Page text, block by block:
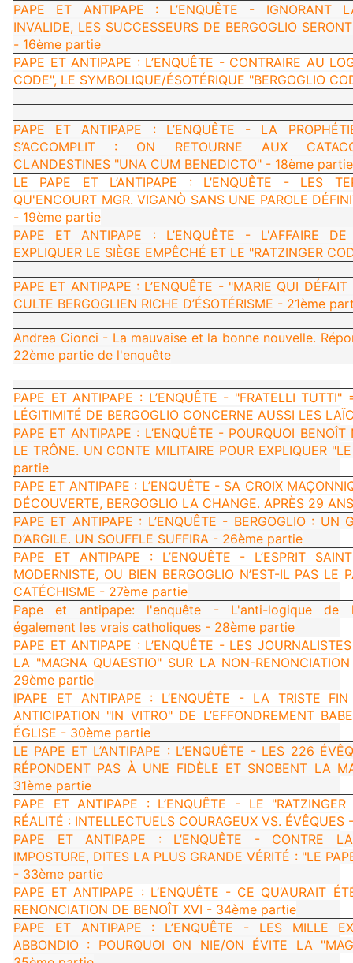
PAPE ET ANTIPAPE : L’ENQUÊTE - IGNORANT
INVALIDE, LES SUCCESSEURS DE BERGOGLIO
- 16ème partie
PAPE ET ANTIPAPE : L’ENQUÊTE - CONTRAIRE AU
CODE", LE SYMBOLIQUE/ÉSOTÉRIQUE "BERGOGLIO
PAPE ET ANTIPAPE : L’ENQUÊTE - LA
S’ACCOMPLIT : ON RETOURNE AUX
CLANDESTINES "UNA CUM BENEDICTO" - 18ème partie
LE PAPE ET L’ANTIPAPE : L’ENQUÊTE - LES
QU'ENCOURT MGR. VIGANÒ SANS UNE PAROLE
- 19ème partie
PAPE ET ANTIPAPE : L’ENQUÊTE - L'AFFAIRE
EXPLIQUER LE SIÈGE EMPÊCHÉ ET LE "RATZINGER
PAPE ET ANTIPAPE : L’ENQUÊTE - "MARIE QUI
CULTE BERGOGLIEN RICHE D’ÉSOTÉRISME - 21ème
Andrea Cionci - La mauvaise et la bonne nouvelle.
22ème partie de l'enquête
PAPE ET ANTIPAPE : L’ENQUÊTE - "FRATELLI TUTTI"
LÉGITIMITÉ DE BERGOGLIO CONCERNE AUSSI LES
PAPE ET ANTIPAPE : L’ENQUÊTE - POURQUOI
LE TRÔNE. UN CONTE MILITAIRE POUR EXPLIQUER
partie
PAPE ET ANTIPAPE : L’ENQUÊTE - SA CROIX
DÉCOUVERTE, BERGOGLIO LA CHANGE. APRÈS 29
PAPE ET ANTIPAPE : L’ENQUÊTE - BERGOGLIO : UN
D’ARGILE. UN SOUFFLE SUFFIRA - 26ème partie
PAPE ET ANTIPAPE : L’ENQUÊTE - L’ESPRIT
MODERNISTE, OU BIEN BERGOGLIO N’EST-IL PAS LE
CATÉCHISME - 27ème partie
Pape et antipape: l'enquête - L'anti-logique de
également les vrais catholiques - 28ème partie
PAPE ET ANTIPAPE : L’ENQUÊTE - LES
LA "MAGNA QUAESTIO" SUR LA NON-
29ème partie
IPAPE ET ANTIPAPE : L’ENQUÊTE - LA TRISTE FIN
ANTICIPATION "IN VITRO" DE L’EFFONDREMENT
ÉGLISE - 30ème partie
LE PAPE ET L’ANTIPAPE : L’ENQUÊTE - LES 226
RÉPONDENT PAS À UNE FIDÈLE ET SNOBENT LA
31ème partie
PAPE ET ANTIPAPE : L’ENQUÊTE - LE
RÉALITÉ : INTELLECTUELS COURAGEUX VS.
PAPE ET ANTIPAPE : L’ENQUÊTE - CONTRE
IMPOSTURE, DITES LA PLUS GRANDE VÉRITÉ : "LE
- 33ème partie
PAPE ET ANTIPAPE : L’ENQUÊTE - CE QU’AURAIT
RENONCIATION DE BENOÎT XVI - 34ème partie
PAPE ET ANTIPAPE : L’ENQUÊTE - LES MILLE
ABBONDIO : POURQUOI ON NIE/ON ÉVITE LA